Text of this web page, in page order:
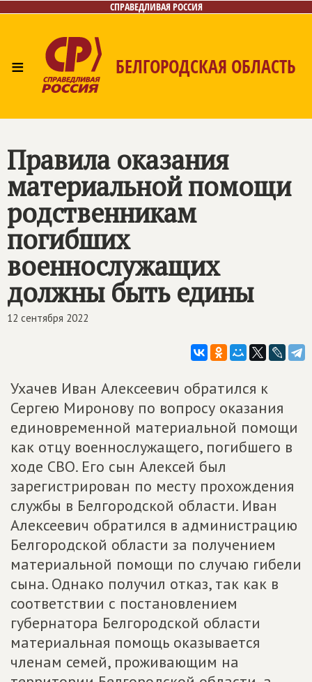
СПРАВЕДЛИВАЯ РОССИЯ
≡ БЕЛГОРОДСКАЯ ОБЛАСТЬ
Правила оказания
материальной помощи
родственникам
погибших
военнослужащих
должны быть едины
12 сентября 2022
Ухачев Иван Алексеевич обратился к
Сергею Миронову по вопросу оказания
единовременной материальной помощи
как отцу военнослужащего, погибшего в
ходе СВО. Его сын Алексей был
зарегистрирован по месту прохождения
службы в Белгородской области. Иван
Алексеевич обратился в администрацию
Белгородской области за получением
материальной помощи по случаю гибели
сына. Однако получил отказ, так как в
соответствии с постановлением
губернатора Белгородской области
материальная помощь оказывается
членам семей, проживающим на